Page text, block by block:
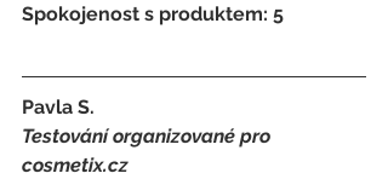
Spokojenost s produktem: 5
Pavla S.
Testování organizované pro
cosmetix.cz